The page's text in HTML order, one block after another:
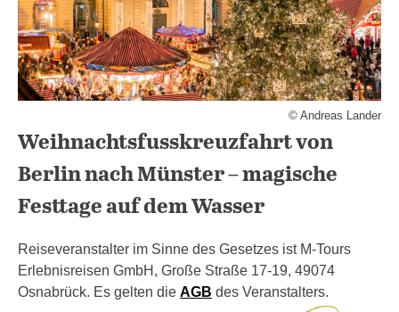
© Andreas Lander
Weihnachtsfusskreuzfahrt von
Berlin nach Münster – magische
Festtage auf dem Wasser
Reiseveranstalter im Sinne des Gesetzes ist M-Tours
Erlebnisreisen GmbH, Große Straße 17-19, 49074
Osnabrück. Es gelten die AGB des Veranstalters.